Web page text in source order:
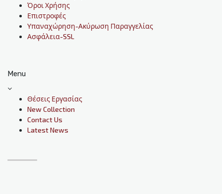
Όροι Χρήσης
Επιστροφές
Υπαναχώρηση-Ακύρωση Παραγγελίας
Ασφάλεια-SSL
Menu
Θέσεις Εργασίας
New Collection
Contact Us
Latest News